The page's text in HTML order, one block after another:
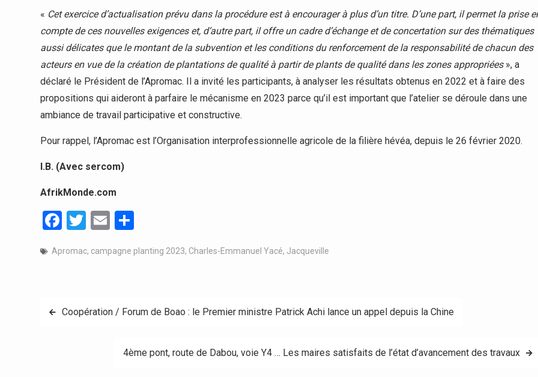
« Cet exercice d’actualisation prévu dans la procédure est à encourager à plus d’un titre. D’une part, il permet la prise
compte de ces nouvelles exigences et, d’autre part, il offre un cadre d’échange et de concertation sur des thématiques
aussi délicates que le montant de la subvention et les conditions du renforcement de la responsabilité de chacun des
acteurs en vue de la création de plantations de qualité à partir de plants de qualité dans les zones appropriées », a
déclaré le Président de l’Apromac. Il a invité les participants, à analyser les résultats obtenus en 2022 et à faire des
propositions qui aideront à parfaire le mécanisme en 2023 parce qu’il est important que l’atelier se déroule dans une
ambiance de travail participative et constructive.
Pour rappel, l’Apromac est l’Organisation interprofessionnelle agricole de la filière hévéa, depuis le 26 février 2020.
I.B. (Avec sercom)
AfrikMonde.com
Facebook
Twitter
Email
Apromac, campagne planting 2023, Charles-Emmanuel Yacé, Jacqueville
Navigation
Coopération / Forum de Boao : le Premier ministre Patrick Achi lance un appel depuis la Chine
4ème pont, route de Dabou, voie Y4 … Les maires satisfaits de l’état d’avancement des travaux